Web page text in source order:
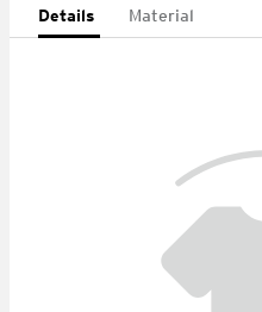
Details Material